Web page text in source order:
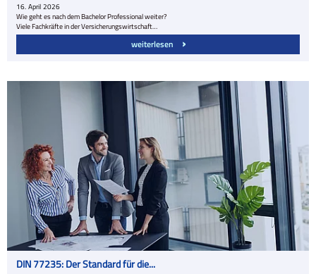
16. April 2026
Wie geht es nach dem Bachelor Professional weiter?
Viele Fachkräfte in der Versicherungswirtschaft…
weiterlesen
DIN 77235: Der Standard für die...